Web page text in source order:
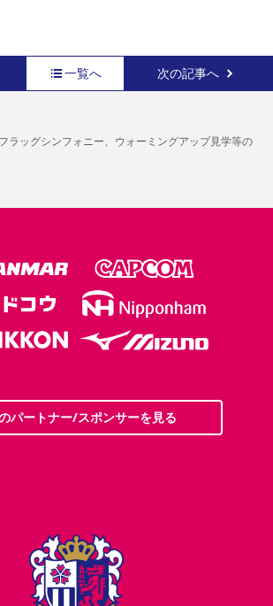
一覧へ 次の記事へ
フラッグシンフォニー、ウォーミングアップ見学等の
パートナー/スポンサーを見る